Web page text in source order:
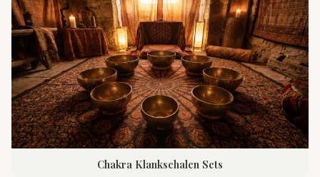
Chakra Klankschalen Sets